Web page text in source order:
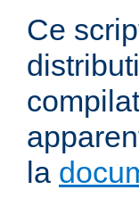
Ce
la